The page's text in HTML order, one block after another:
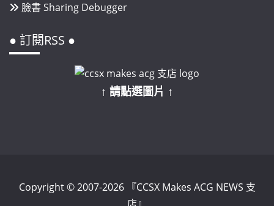
臉書 Sharing Debugger
● 訂閱RSS ●
↑ 請點選圖片 ↑
Copyright © 2007-2026 『CCSX Makes ACG NEWS 支